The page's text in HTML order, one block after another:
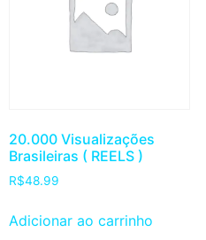
20.000 Visualizações
Brasileiras ( REELS )
R$48.99
Adicionar ao carrinho